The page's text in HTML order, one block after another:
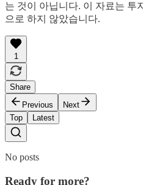
는 것이 아닙니다. 이 자료는 투
으로 하지 않았습니다.
1
Share
Previous
Next
Top
Latest
No posts
Ready for more?